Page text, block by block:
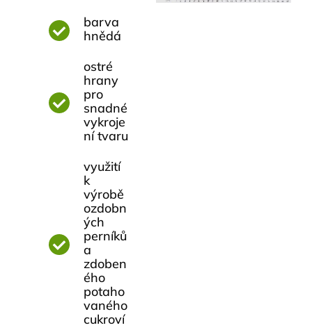
barva
hnědá
ostré
hrany
pro
snadné
vykroje
ní tvaru
využití
k
výrobě
ozdobn
ých
perníků
a
zdoben
ého
potaho
vaného
cukroví